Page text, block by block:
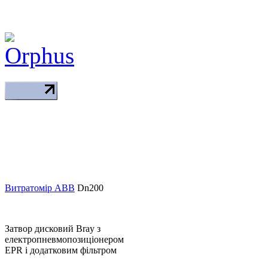
Витратомір ABB Dn200
Затвор дисковий Bray з
електропневмопозиціонером
EPR і додатковим фільтром